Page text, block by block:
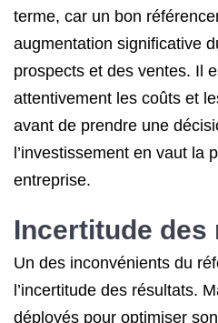
terme, car un bon
augmentation significative
prospects et des ventes. Il
attentivement les coûts et
avant de prendre une
l’investissement en vaut la
entreprise.
Incertitude des
Un des inconvénients du
l’incertitude des résultats.
déployés pour optimiser